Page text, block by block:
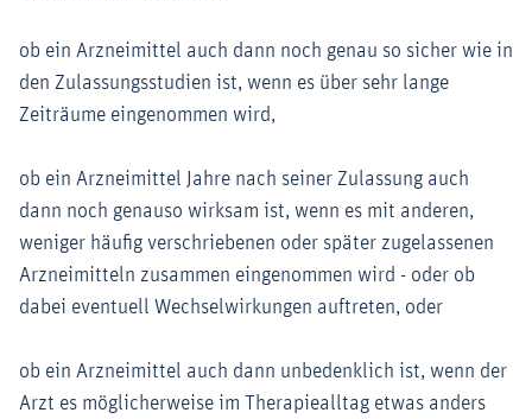
ob ein Arzneimittel auch dann noch genau so sicher wie in
den Zulassungsstudien ist, wenn es über sehr lange
Zeiträume eingenommen wird,
ob ein Arzneimittel Jahre nach seiner Zulassung auch
dann noch genauso wirksam ist, wenn es mit anderen,
weniger häufig verschriebenen oder später zugelassenen
Arzneimitteln zusammen eingenommen wird - oder ob
dabei eventuell Wechselwirkungen auftreten, oder
ob ein Arzneimittel auch dann unbedenklich ist, wenn der
Arzt es möglicherweise im Therapiealltag etwas anders